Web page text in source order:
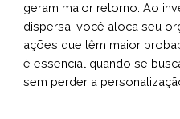
geram maior retorno. Ao
dispersa, você aloca seu
ações que têm maior
é essencial quando se
sem perder a